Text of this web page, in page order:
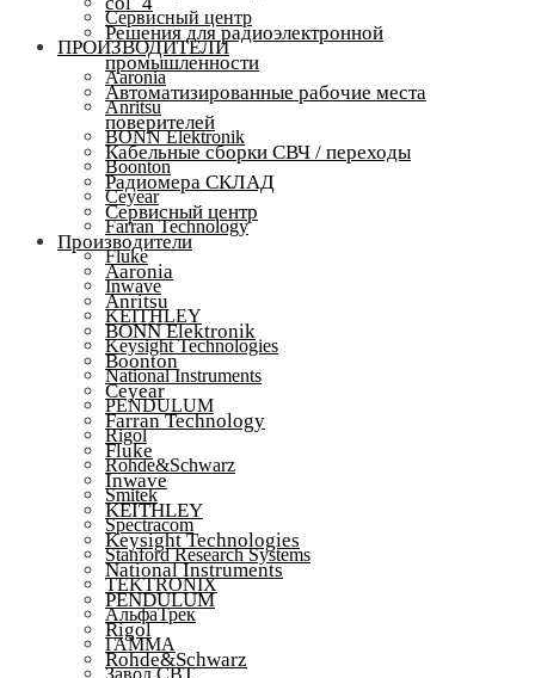
Сервисный центр
ПРОИЗВОДИТЕЛИ
Aaronia
Anritsu
BONN Elektronik
Boonton
Ceyear
Farran Technology
Fluke
Inwave
KEITHLEY
Keysight Technologies
National Instruments
PENDULUM
Rigol
Rohde&Schwarz
Smitek
Spectracom
Stanford Research Systems
TEKTRONIX
АльфаТрек
ГАММА
Завод СВТ
Решения для радиоэлектронной
промышленности
Автоматизированные рабочие места
поверителей
Кабельные сборки СВЧ / переходы
Радиомера СКЛАД
Сервисный центр
Производители
Aaronia
Anritsu
BONN Elektronik
Boonton
Ceyear
Farran Technology
Fluke
Inwave
KEITHLEY
Keysight Technologies
National Instruments
PENDULUM
Rigol
Rohde&Schwarz